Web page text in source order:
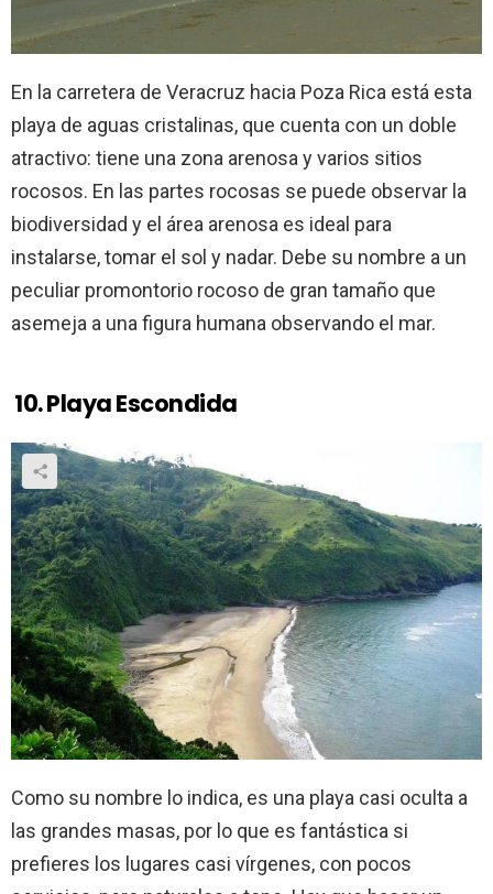
En la carretera de Veracruz hacia Poza Rica está esta
playa de aguas cristalinas, que cuenta con un doble
atractivo: tiene una zona arenosa y varios sitios
rocosos. En las partes rocosas se puede observar la
biodiversidad y el área arenosa es ideal para
instalarse, tomar el sol y nadar. Debe su nombre a un
peculiar promontorio rocoso de gran tamaño que
asemeja a una figura humana observando el mar.
10.Playa Escondida
Como su nombre lo indica, es una playa casi oculta a
las grandes masas, por lo que es fantástica si
prefieres los lugares casi vírgenes, con pocos